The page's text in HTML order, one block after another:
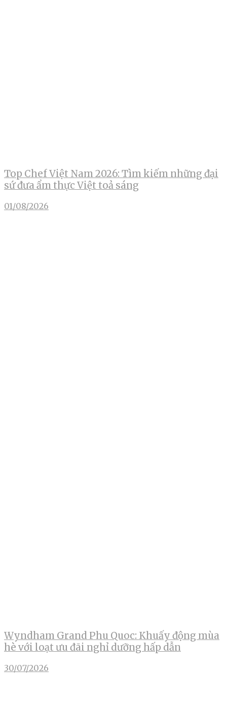
Top Chef Việt Nam 2026: Tìm kiếm những đại
sứ đưa ẩm thực Việt toả sáng
01/08/2026
Wyndham Grand Phu Quoc: Khuấy động mùa
hè với loạt ưu đãi nghỉ dưỡng hấp dẫn
30/07/2026